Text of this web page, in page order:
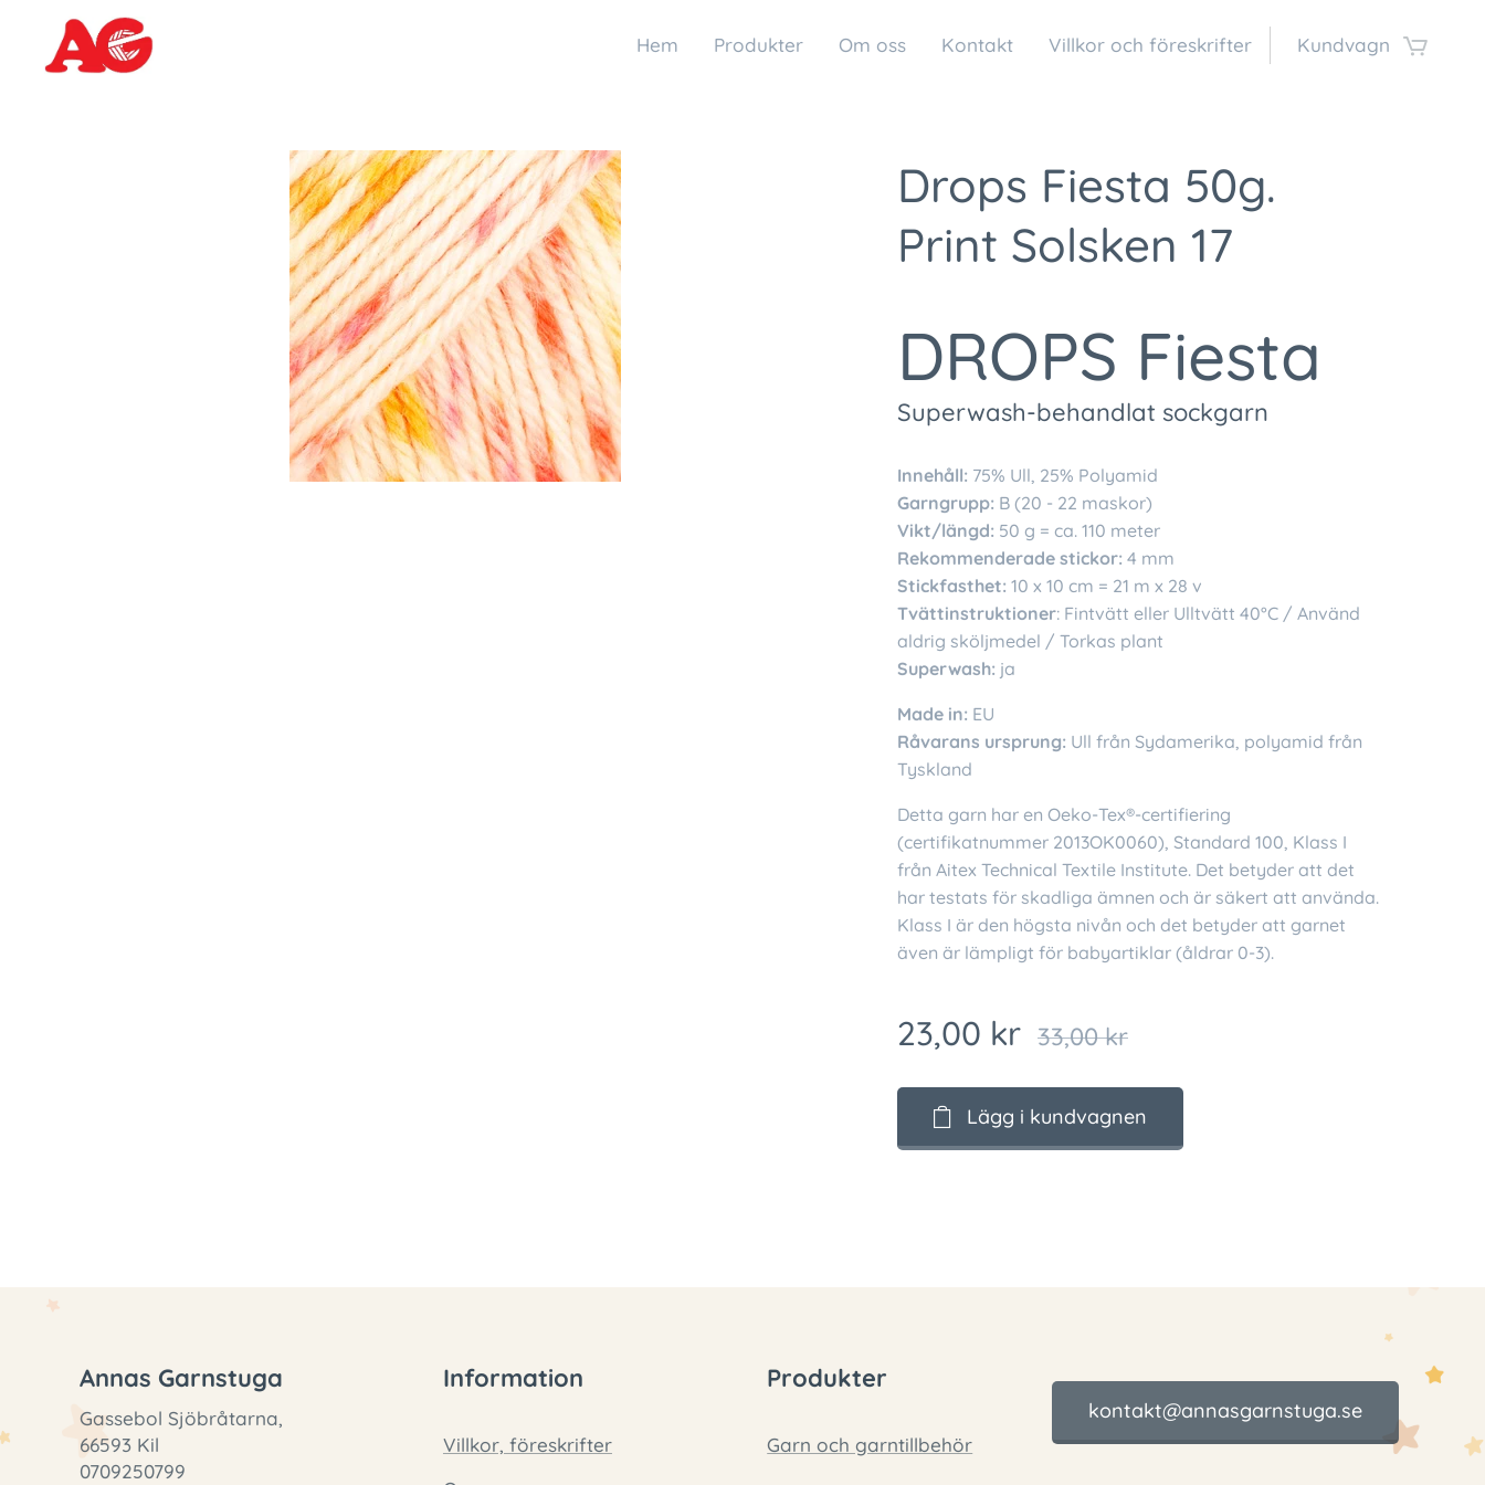
Hem Produkter Om oss Kontakt Villkor och föreskrifter Kundvagn
Drops Fiesta 50g.
Print Solsken 17
DROPS Fiesta
Superwash-behandlat sockgarn
Innehåll: 75% Ull, 25% Polyamid
Garngrupp: B (20 - 22 maskor)
Vikt/längd: 50 g = ca. 110 meter
Rekommenderade stickor: 4 mm
Stickfasthet: 10 x 10 cm = 21 m x 28 v
Tvättinstruktioner: Fintvätt eller Ulltvätt 40°C / Använd
aldrig sköljmedel / Torkas plant
Superwash: ja
Made in: EU
Råvarans ursprung: Ull från Sydamerika, polyamid från
Tyskland
Detta garn har en Oeko-Tex®-certifiering
(certifikatnummer 2013OK0060), Standard 100, Klass I
från Aitex Technical Textile Institute. Det betyder att det
har testats för skadliga ämnen och är säkert att använda.
Klass I är den högsta nivån och det betyder att garnet
även är lämpligt för babyartiklar (åldrar 0-3).
23,00 kr 33,00kr
Lägg i kundvagnen
Annas Garnstuga
Gassebol Sjöbråtarna,
66593 Kil
0709250799
Information
Villkor, föreskrifter
Produkter
Garn och garntillbehör
kontakt@annasgarnstuga.se